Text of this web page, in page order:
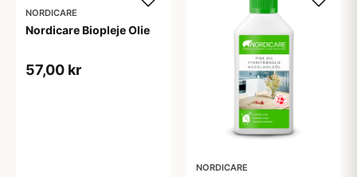
NORDICARE
Nordicare Biopleje Olie
57,00 kr
NORDICARE